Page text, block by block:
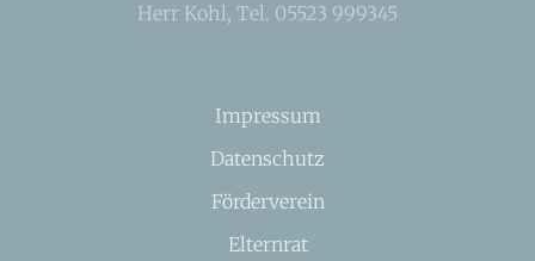
Herr Kohl, Tel. 05523 999345
Impressum
Datenschutz
Förderverein
Elternrat